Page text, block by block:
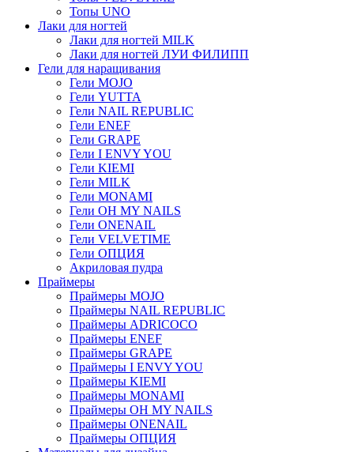
Топы UNO
Лаки для ногтей
Лаки для ногтей MILK
Лаки для ногтей ЛУИ ФИЛИПП
Гели для наращивания
Гели MOJO
Гели YUTTA
Гели NAIL REPUBLIC
Гели ENEF
Гели GRAPE
Гели I ENVY YOU
Гели KIEMI
Гели MILK
Гели MONAMI
Гели OH MY NAILS
Гели ONENAIL
Гели VELVETIME
Гели ОПЦИЯ
Акриловая пудра
Праймеры
Праймеры MOJO
Праймеры NAIL REPUBLIC
Праймеры ADRICOCO
Праймеры ENEF
Праймеры GRAPE
Праймеры I ENVY YOU
Праймеры KIEMI
Праймеры MONAMI
Праймеры OH MY NAILS
Праймеры ONENAIL
Праймеры ОПЦИЯ